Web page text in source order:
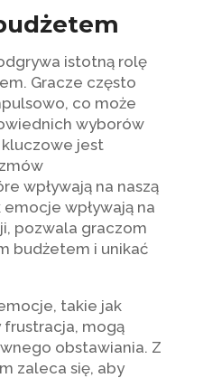
istotną rolę
Gracze często
co może
wyborów
jest
wpływają na naszą
wpływają na
pozwala graczom
budżetem i unikać
takie jak
mogą
obstawiania. Z
zaleca się, aby